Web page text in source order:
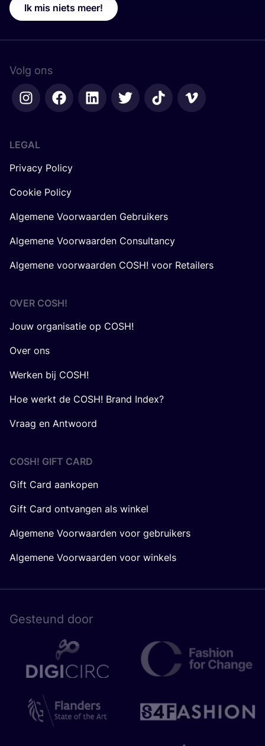
Ik mis niets meer!
Volg ons
LEGAL
Privacy Policy
Cookie Policy
Algemene Voorwaarden Gebruikers
Algemene Voorwaarden Consultancy
Algemene voorwaarden COSH! voor Retailers
OVER COSH!
Jouw organisatie op COSH!
Over ons
Werken bij COSH!
Hoe werkt de COSH! Brand Index?
Vraag en Antwoord
COSH! GIFT CARD
Gift Card aankopen
Gift Card ontvangen als winkel
Algemene Voorwaarden voor gebruikers
Algemene Voorwaarden voor winkels
Gesteund door